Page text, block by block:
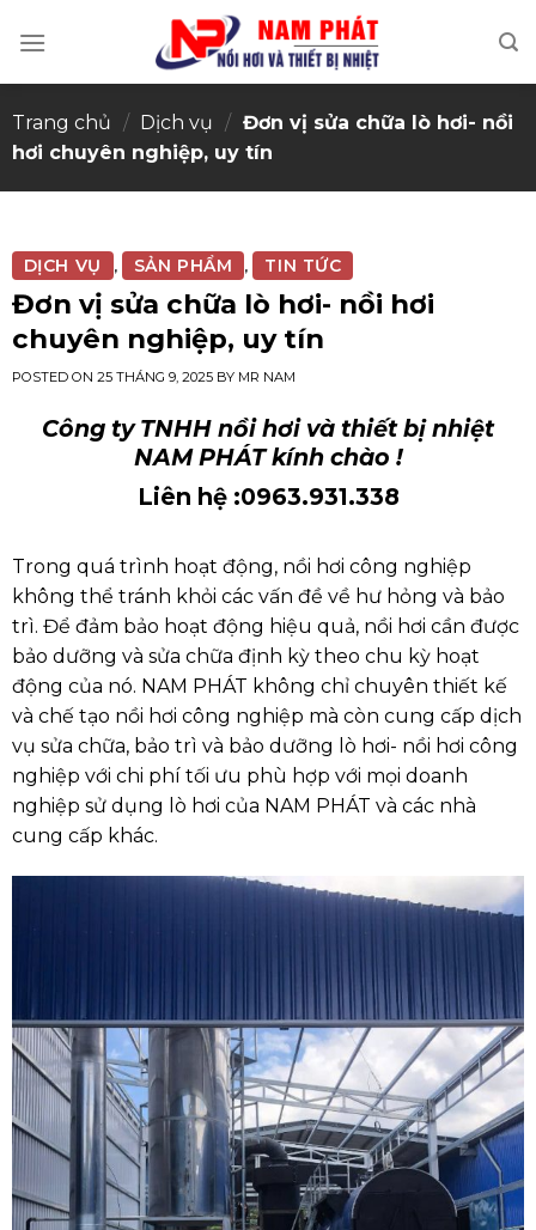
Trang chủ / Dịch vụ / Đơn vị sửa chữa lò hơi- nồi
hơi chuyên nghiệp, uy tín
DỊCH VỤ , SẢN PHẨM , TIN TỨC
Đơn vị sửa chữa lò hơi- nồi hơi
chuyên nghiệp, uy tín
POSTED ON 25 THÁNG 9, 2025BY MR NAM
Công ty TNHH nồi hơi và thiết bị nhiệt
NAM PHÁT kính chào !
Liên hệ :0963.931.338
Trong quá trình hoạt động, nồi hơi công nghiệp
không thể tránh khỏi các vấn đề về hư hỏng và bảo
trì. Để đảm bảo hoạt động hiệu quả, nồi hơi cần được
bảo dưỡng và sửa chữa định kỳ theo chu kỳ hoạt
động của nó. NAM PHÁT không chỉ chuyên thiết kế
và chế tạo nồi hơi công nghiệp mà còn cung cấp dịch
vụ sửa chữa, bảo trì và bảo dưỡng lò hơi- nồi hơi công
nghiệp với chi phí tối ưu phù hợp với mọi doanh
nghiệp sử dụng lò hơi của NAM PHÁT và các nhà
cung cấp khác.